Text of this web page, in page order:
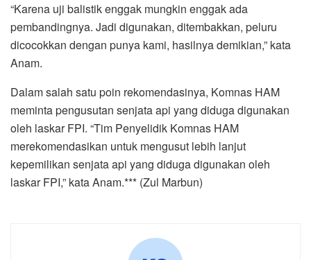
“Karena uji balistik enggak mungkin enggak ada
pembandingnya. Jadi digunakan, ditembakkan, peluru
dicocokkan dengan punya kami, hasilnya demikian,” kata
Anam.
Dalam salah satu poin rekomendasinya, Komnas HAM
meminta pengusutan senjata api yang diduga digunakan
oleh laskar FPI. “Tim Penyelidik Komnas HAM
merekomendasikan untuk mengusut lebih lanjut
kepemilikan senjata api yang diduga digunakan oleh
laskar FPI,” kata Anam.*** (Zul Marbun)